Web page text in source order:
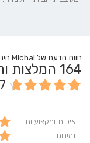
חוות הדעת של Michal הינה חלק מתוך
164 המלצות
איכות ומקצועיות
זמינות